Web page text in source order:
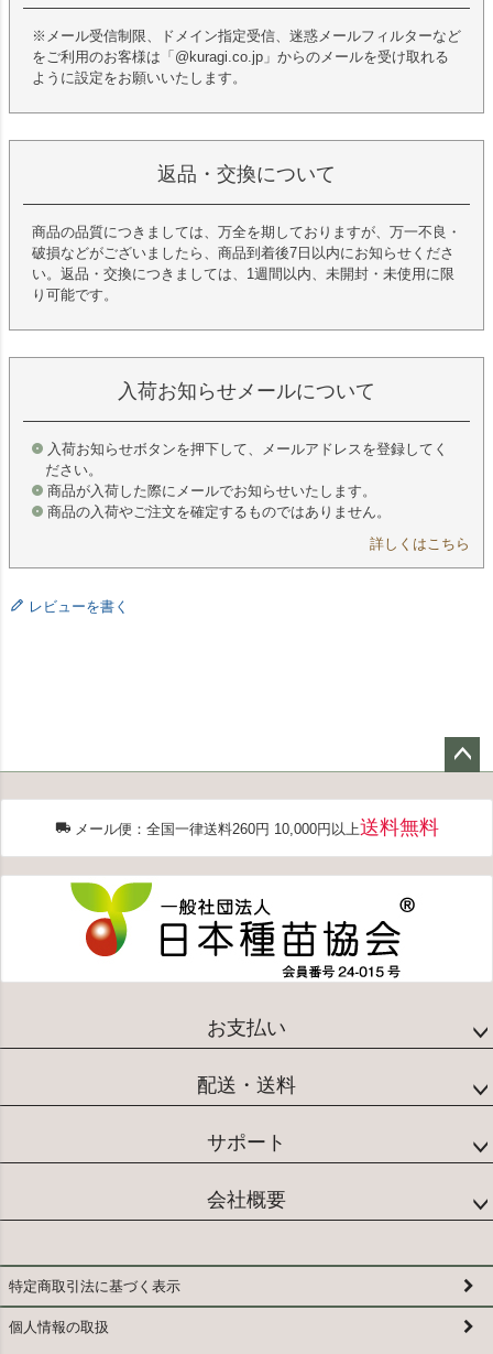
※メール受信制限、ドメイン指定受信、迷惑メールフィルターなど
をご利用のお客様は「@kuragi.co.jp」からのメールを受け取れる
ように設定をお願いいたします。
返品・交換について
商品の品質につきましては、万全を期しておりますが、万一不良・
破損などがございましたら、商品到着後7日以内にお知らせくださ
い。返品・交換につきましては、1週間以内、未開封・未使用に限
り可能です。
入荷お知らせメールについて
入荷お知らせボタンを押下して、メールアドレスを登録してく
ださい。
商品が入荷した際にメールでお知らせいたします。
商品の入荷やご注文を確定するものではありません。
詳しくはこちら
レビューを書く
ジト
メール便：全国一律送料260円 10,000円以上送料無料
お支払い
配送・送料
サポート
会社概要
特定商取引法に基づく表示
個人情報の取扱